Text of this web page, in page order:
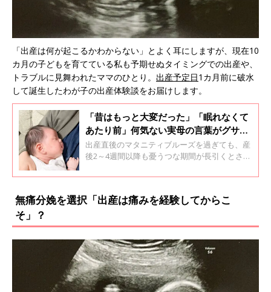
「出産は何が起こるかわからない」とよく耳にしますが、現在10
カ月の子どもを育てている私も予期せぬタイミングでの出産や、
トラブルに見舞われたママのひとり。 出産予定日1カ月前に破水
して誕生したわが子の出産体験談をお届けします。
「昔はもっと大変だった」「眠れなくて
あたり前」何気ない実母の言葉がグサ
リ…私が産後うつになった話【体験談】
出産直後のマタニティブルーズを過ぎても、産
後2～4週間以降も憂うつな期間が長引くとされ
てているAさんも産後うつに悩まされた一人で
に泣けてくるようになってしまったというAさ
いしました。
無痛分娩を選択「出産は痛みを経験してからこ
そ」？